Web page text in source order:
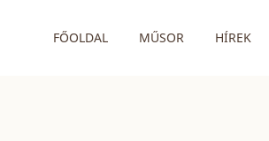
FŐOLDAL MŰSOR HÍREK